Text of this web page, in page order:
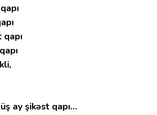
ay şikəst qapı…